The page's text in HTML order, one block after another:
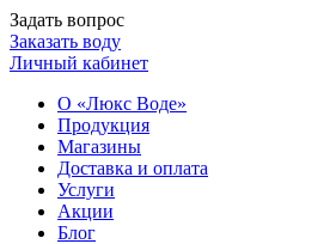
Задать вопрос
Заказать воду
Личный кабинет
О «Люкс Воде»
Продукция
Магазины
Доставка и оплата
Услуги
Акции
Блог